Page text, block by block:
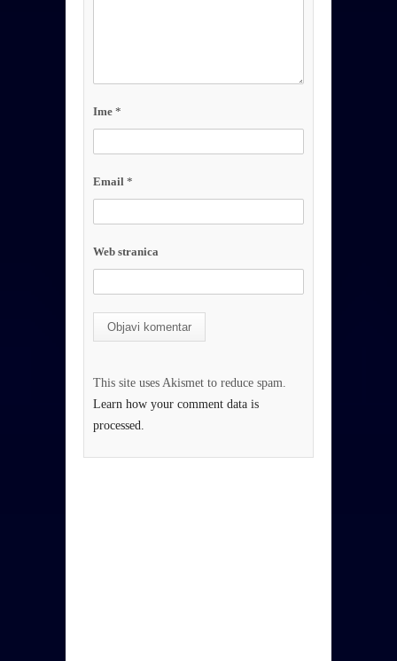
Ime *
Email *
Web stranica
This site uses Akismet to reduce spam.
Learn how your comment data is
processed.